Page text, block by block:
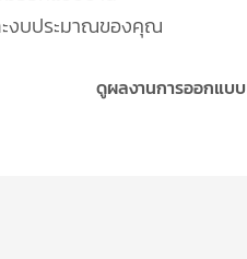
งบประมาณของคุณ
ดูผลงานการออกแบบ